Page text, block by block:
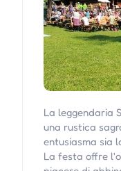
La leggendaria
una rustica
entusiasma sia
La festa offre